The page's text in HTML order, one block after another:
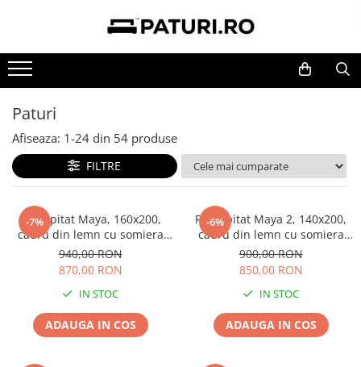
MOBILIER BUCATARIE
Bucatarii
Mese
Scaune
Coltare de Bucatarie
Dulapuri
MOBILIER DORMITOR
Dormitoare
Comode
Dulapuri
Noptiere
Paturi
Saltele
MOBILIER LIVING
Living Set
Masute
Mese si Scaune
Dulapuri
MIC MOBILIER
Masute
Mese
Scaune
Birouri
Comode
Cuiere
Pantofare
MOBILIER TAPITAT
Canapele
Coltare
MOBILIER BIROU
Birouri
Dulapuri depozitare
Scaune birou
Paturi
Afiseaza: 1-24 din 54 produse
FILTRE
-7%
Pat tapitat Maya, 160x200,
cadru din lemn cu somiera
fixa, culoare Bej
940,00 RON
870,00 RON
IN STOC
ADAUGA IN COS
-6%
Pat tapitat Maya 2, 140x200,
cadru din lemn cu somiera
fixa, culoare Gri
900,00 RON
850,00 RON
IN STOC
ADAUGA IN COS